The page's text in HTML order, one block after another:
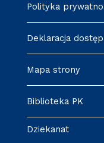
Polityka
Deklaracja
Mapa strony
Biblioteka PK
Dziekanat